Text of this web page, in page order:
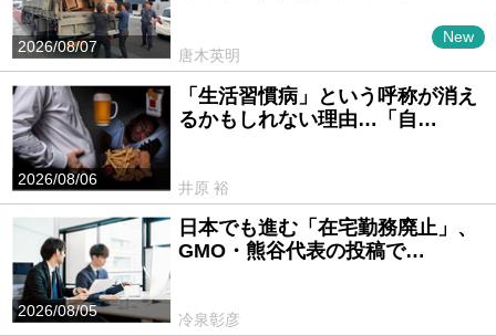
2026/08/07
唐木英明
New
2026/08/06
「生活習慣病」という呼称が消え
るかもしれない理由…「自…
井原 裕
2026/08/05
日本でも進む「在宅勤務廃止」、
GMO・熊谷代表の投稿で…
冷泉彰彦